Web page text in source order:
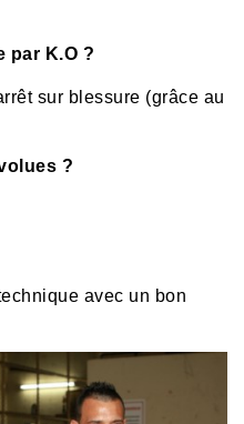
par K.O ?
sur blessure (grâce au
?
avec un bon